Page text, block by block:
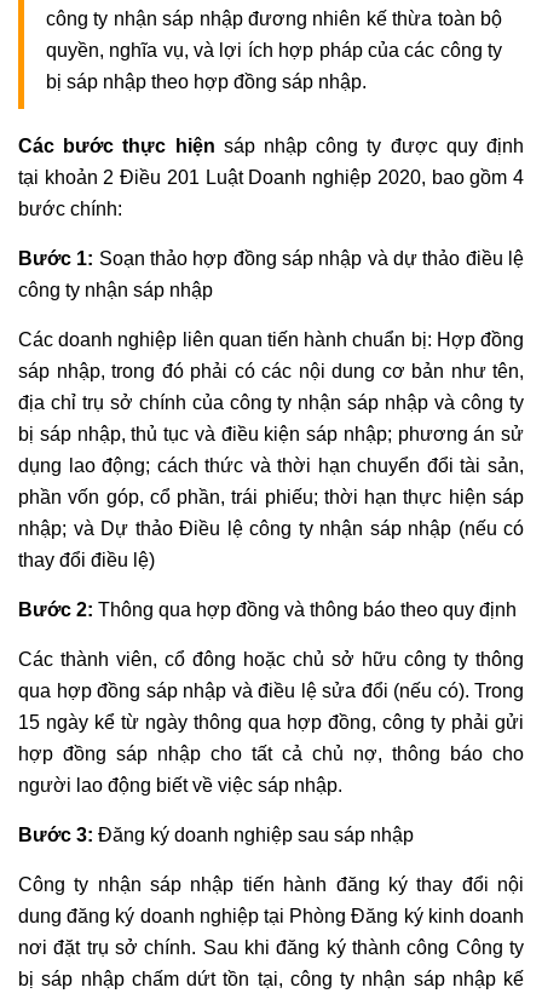
công ty nhận sáp nhập đương nhiên kế thừa toàn bộ
quyền, nghĩa vụ, và lợi ích hợp pháp của các công ty
bị sáp nhập theo hợp đồng sáp nhập.
Các bước thực hiện sáp nhập công ty được quy định
tại khoản 2 Điều 201 Luật Doanh nghiệp 2020, bao gồm 4
bước chính:
Bước 1: Soạn thảo hợp đồng sáp nhập và dự thảo điều lệ
công ty nhận sáp nhập
Các doanh nghiệp liên quan tiến hành chuẩn bị: Hợp đồng
sáp nhập, trong đó phải có các nội dung cơ bản như tên,
địa chỉ trụ sở chính của công ty nhận sáp nhập và công ty
bị sáp nhập, thủ tục và điều kiện sáp nhập; phương án sử
dụng lao động; cách thức và thời hạn chuyển đổi tài sản,
phần vốn góp, cổ phần, trái phiếu; thời hạn thực hiện sáp
nhập; và Dự thảo Điều lệ công ty nhận sáp nhập (nếu có
thay đổi điều lệ)
Bước 2: Thông qua hợp đồng và thông báo theo quy định
Các thành viên, cổ đông hoặc chủ sở hữu công ty thông
qua hợp đồng sáp nhập và điều lệ sửa đổi (nếu có). Trong
15 ngày kể từ ngày thông qua hợp đồng, công ty phải gửi
hợp đồng sáp nhập cho tất cả chủ nợ, thông báo cho
người lao động biết về việc sáp nhập.
Bước 3: Đăng ký doanh nghiệp sau sáp nhập
Công ty nhận sáp nhập tiến hành đăng ký thay đổi nội
dung đăng ký doanh nghiệp tại Phòng Đăng ký kinh doanh
nơi đặt trụ sở chính. Sau khi đăng ký thành công Công ty
bị sáp nhập chấm dứt tồn tại, công ty nhận sáp nhập kế